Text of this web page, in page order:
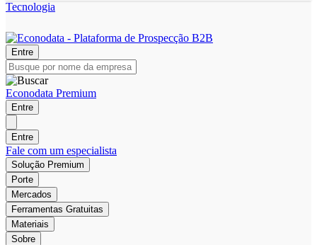
Tecnologia
Entre
Econodata Premium
Entre
Entre
Fale com um especialista
Solução Premium
Porte
Mercados
Ferramentas Gratuitas
Materiais
Sobre